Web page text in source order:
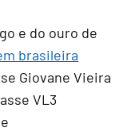
e do ouro de
brasileira
Giovane Vieira
VL3